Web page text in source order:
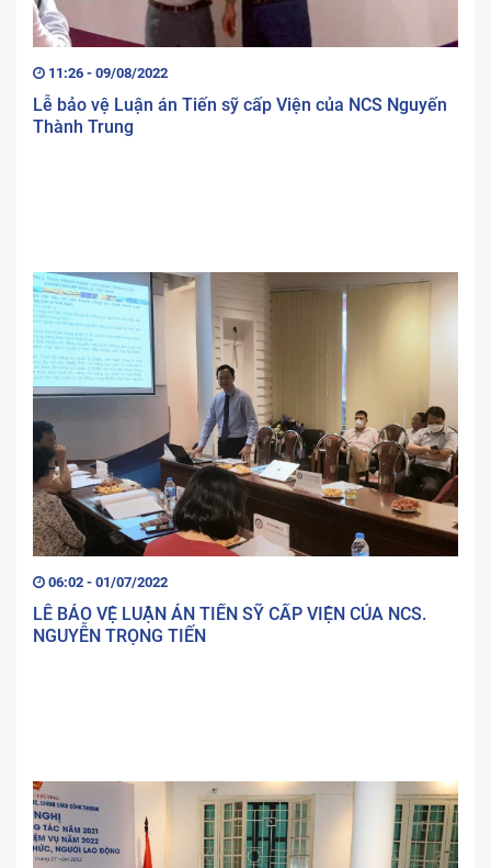
11:26 - 09/08/2022
Lễ bảo vệ Luận án Tiến sỹ cấp Viện của NCS Nguyến
Thành Trung
06:02 - 01/07/2022
LỄ BẢO VỆ LUẬN ÁN TIẾN SỸ CẤP VIỆN CỦA NCS.
NGUYỄN TRỌNG TIẾN